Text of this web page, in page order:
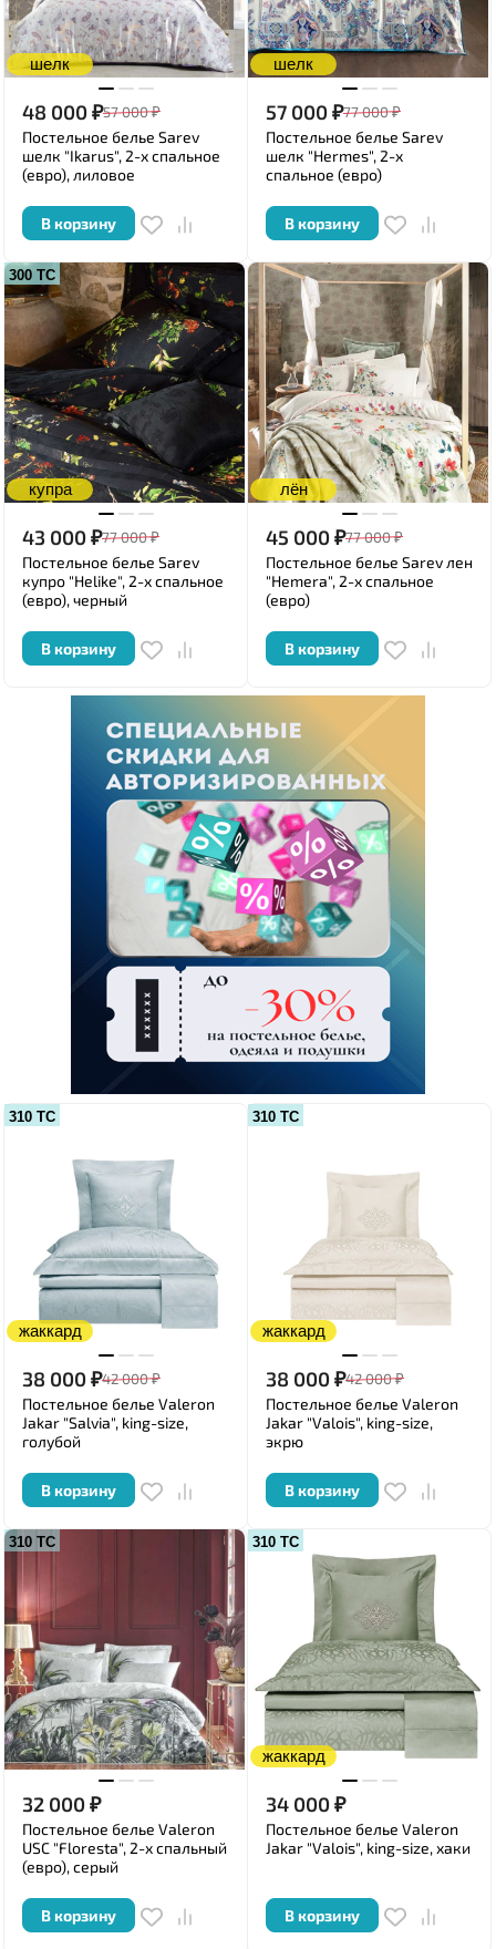
шелк
48 000₽57 000₽
Постельное белье Sarev
шелк "Ikarus", 2-х спальное
(евро), лиловое
В корзину
шелк
57 000₽77 000₽
Постельное белье Sarev
шелк "Hermes", 2-х
спальное (евро)
В корзину
300 ТС
купра
43 000₽77 000₽
Постельное белье Sarev
купро "Helike", 2-х спальное
(евро), черный
В корзину
лён
45 000₽77 000₽
Постельное белье Sarev лен
"Hemera", 2-х спальное
(евро)
В корзину
310 ТС
жаккард
38 000₽42 000₽
Постельное белье Valeron
Jakar "Salvia", king-size,
голубой
В корзину
310 ТС
жаккард
38 000₽42 000₽
Постельное белье Valeron
Jakar "Valois", king-size,
экрю
В корзину
310 ТС
32 000₽
Постельное белье Valeron
USC "Floresta", 2-х спальный
(евро), серый
В корзину
310 ТС
жаккард
34 000₽
Постельное белье Valeron
Jakar "Valois", king-size, хаки
В корзину